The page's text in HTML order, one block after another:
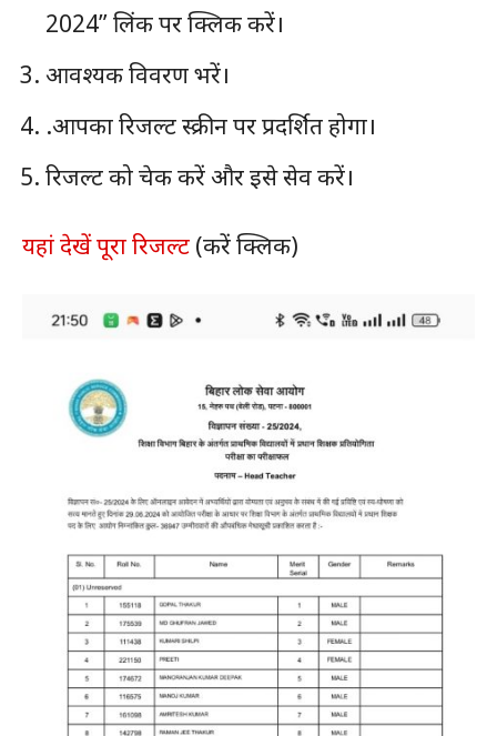
2024” लिंक पर क्लिक करें।
आवश्यक विवरण भरें।
.आपका रिजल्ट स्क्रीन पर प्रदर्शित होगा।
रिजल्ट को चेक करें और इसे सेव करें।
यहां देखें पूरा रिजल्ट (करें क्लिक)